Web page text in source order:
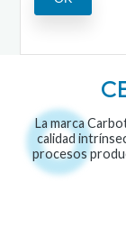
La marca
calidad
procesos